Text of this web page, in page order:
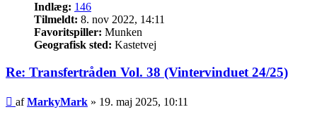
Indlæg: 146
Tilmeldt: 8. nov 2022, 14:11
Favoritspiller: Munken
Geografisk sted: Kastetvej
Re: Transfertråden Vol. 38 (Vintervinduet 24/25)
Indlæg
afMarkyMark » 19. maj 2025, 10:11